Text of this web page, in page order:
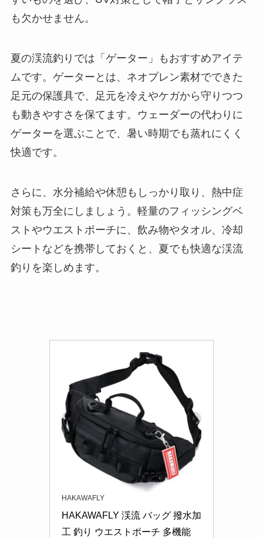
も欠かせません。
夏の渓流釣りでは「ゲーター」もおすすめアイテ
ムです。ゲーターとは、ネオプレン素材でできた
足元の保護具で、足元を冷えやケガから守りつつ
も動きやすさを保てます。ウェーダーの代わりに
ゲーターを選ぶことで、暑い時期でも蒸れにくく
快適です。
さらに、水分補給や休憩もしっかり取り、熱中症
対策も万全にしましょう。軽量のフィッシングベ
ストやウエストポーチに、飲み物やタオル、冷却
シートなどを携帯しておくと、夏でも快適な渓流
釣りを楽しめます。
HAKAWAFLY
HAKAWAFLY 渓流 バッグ 撥水加
工 釣り ウエストポーチ 多機能